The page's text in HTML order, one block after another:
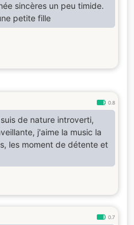
sincères un peu timide.
petite fille
0.8
de nature introverti,
j'aime la music la
les moment de détente et
0.7